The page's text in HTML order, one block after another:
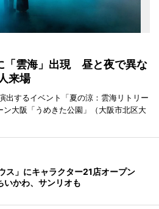
「雲海」出現 昼と夜で異な
来場
出するイベント「夏の涼：雲海リトリー
ン大阪「うめきた公園」（大阪市北区大
ス」にキャラクター21店オープン
かわ、サンリオも